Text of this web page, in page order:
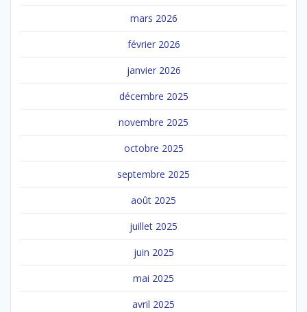
mars 2026
février 2026
janvier 2026
décembre 2025
novembre 2025
octobre 2025
septembre 2025
août 2025
juillet 2025
juin 2025
mai 2025
avril 2025